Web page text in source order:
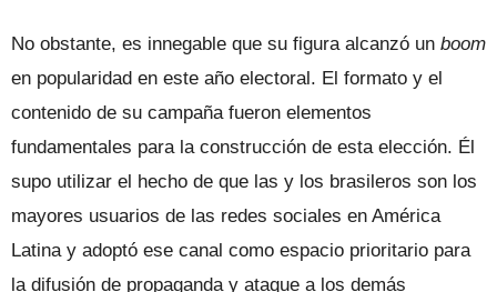
No obstante, es innegable que su figura alcanzó un boom
en popularidad en este año electoral. El formato y el
contenido de su campaña fueron elementos
fundamentales para la construcción de esta elección. Él
supo utilizar el hecho de que las y los brasileros son los
mayores usuarios de las redes sociales en América
Latina y adoptó ese canal como espacio prioritario para
la difusión de propaganda y ataque a los demás